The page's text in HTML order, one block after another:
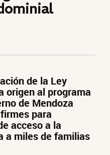
de la Ley
origen al programa
de Mendoza
para
acceso a la
a miles de familias